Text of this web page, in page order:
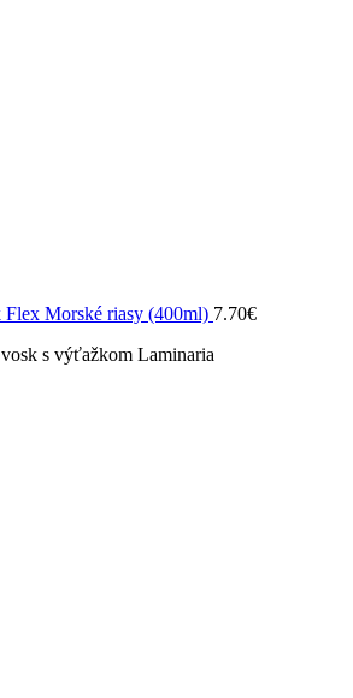
Morské riasy (400ml) 7.70€
s výťažkom Laminaria